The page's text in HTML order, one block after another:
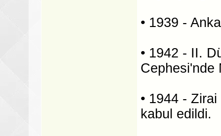
• 1939 -
• 1942 - II.
Cephesi'nde
• 1944 -
kabul edildi.